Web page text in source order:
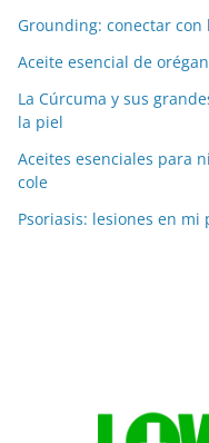
Grounding: conectar con
Aceite esencial de
La Cúrcuma y sus
la piel
Aceites esenciales para
cole
Psoriasis: lesiones en mi